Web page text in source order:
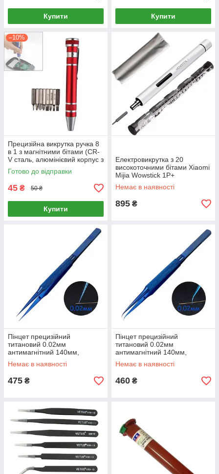
Купити Купити
–10%
Прецизійна викрутка ручка 8
в 1 з магнітними бітами (CR-
V сталь, алюмінієвий корпус з
органайзером)
Готово до відправки
45 ₴ 50 ₴
Купити
Електровикрутка з 20
високоточними бітами Xiaomi
Mijia Wowstick 1P+
Немає в наявності
895 ₴
Пінцет прецизійний
титановий 0.02мм
антимагнітний 140мм,
Прямий
Немає в наявності
475 ₴
Пінцет прецизійний
титановий 0.02мм
антимагнітний 140мм,
Вигнутий
Немає в наявності
460 ₴